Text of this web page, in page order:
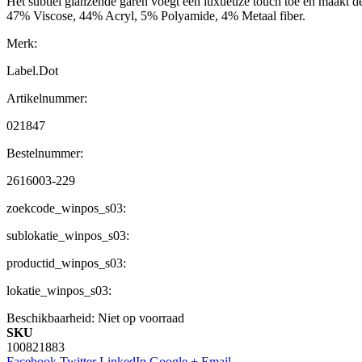
47% Viscose, 44% Acryl, 5% Polyamide, 4% Metaal fiber.
Merk:
Label.Dot
Artikelnummer:
021847
Bestelnummer:
2616003-229
zoekcode_winpos_s03:
sublokatie_winpos_s03:
productid_winpos_s03:
lokatie_winpos_s03:
Beschikbaarheid: Niet op voorraad
SKU
100821883